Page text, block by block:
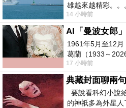
雄越來越精彩。
天的風刮得很熱
14 小時前
1961年5月至12
葛蘭（1933～
2004）乘郵輪赴
17 小時前
典藏封面聊兩
要說看科幻小說
的神祇多為外星